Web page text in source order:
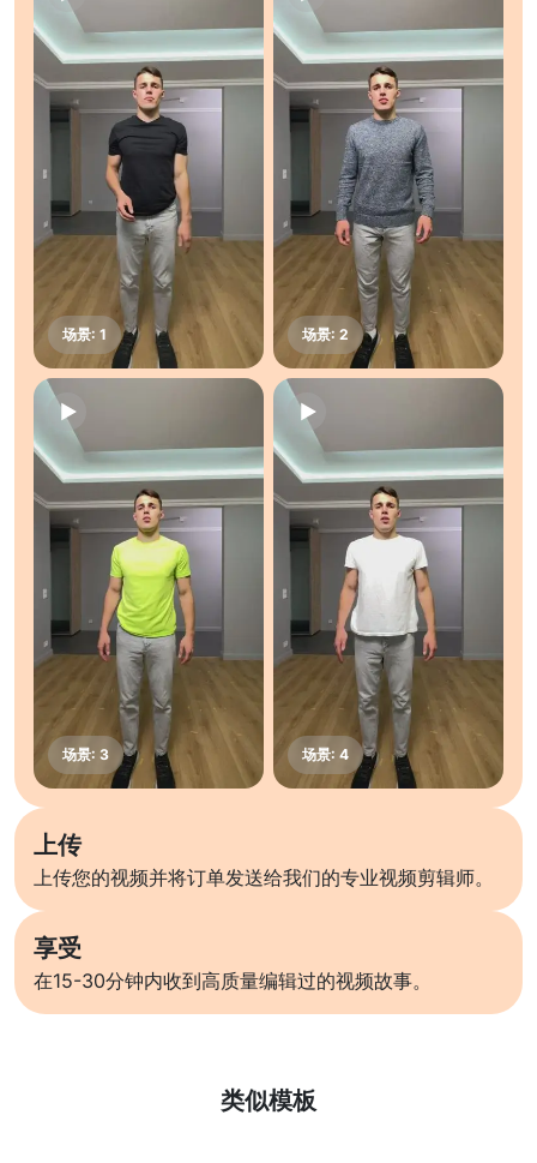
上传
上传您的视频并将订单发送给我们的专业视频剪辑师。
享受
在15-30分钟内收到高质量编辑过的视频故事。
类似模板
了解更多